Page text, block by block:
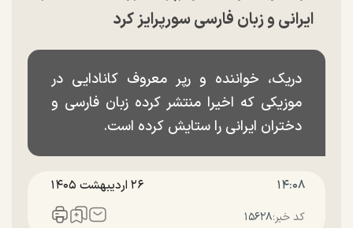
ایرانی و زبان فارسی سورپرایز کرد
دریک، خواننده و رپر معروف کانادایی در
موزیکی که اخیرا منتشر کرده زبان فارسی و
دختران ایرانی را ستایش کرده است.
۱۴:۰۸ ۲۶ ارديبهشت ۱۴۰۵
کد خبر:۱۵۶۲۸